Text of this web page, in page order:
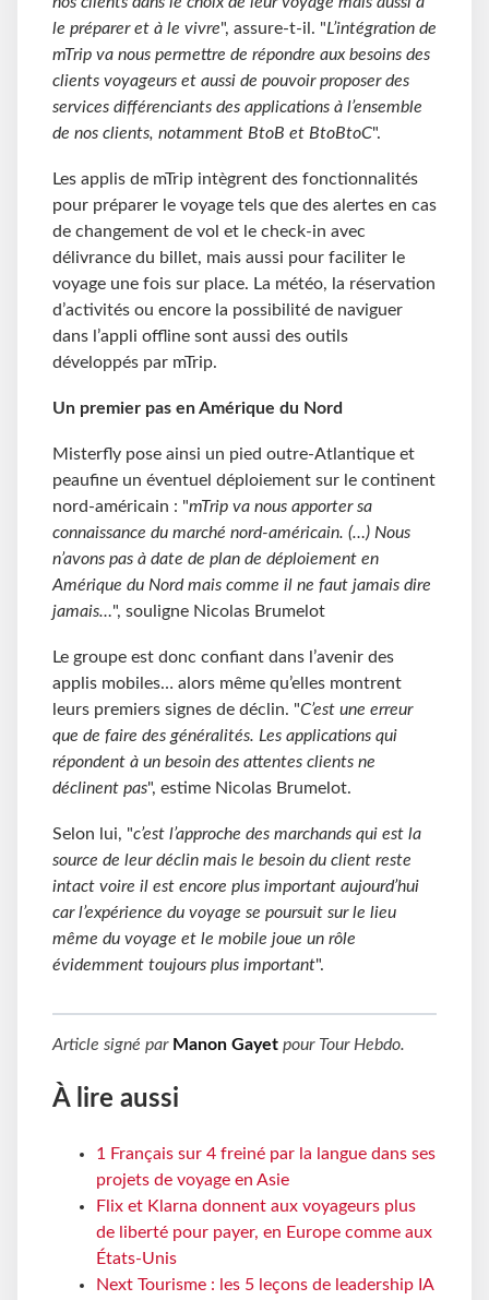
le préparer et à le vivre", assure-t-il. "L’intégration de
mTrip va nous permettre de répondre aux besoins des
clients voyageurs et aussi de pouvoir proposer des
services différenciants des applications à l’ensemble
de nos clients, notamment BtoB et BtoBtoC".
Les applis de mTrip intègrent des fonctionnalités
pour préparer le voyage tels que des alertes en cas
de changement de vol et le check-in avec
délivrance du billet, mais aussi pour faciliter le
voyage une fois sur place. La météo, la réservation
d’activités ou encore la possibilité de naviguer
dans l’appli offline sont aussi des outils
développés par mTrip.
Un premier pas en Amérique du Nord
Misterfly pose ainsi un pied outre-Atlantique et
peaufine un éventuel déploiement sur le continent
nord-américain : "mTrip va nous apporter sa
connaissance du marché nord-américain. (…) Nous
n’avons pas à date de plan de déploiement en
Amérique du Nord mais comme il ne faut jamais dire
jamais…", souligne Nicolas Brumelot
Le groupe est donc confiant dans l’avenir des
applis mobiles… alors même qu’elles montrent
leurs premiers signes de déclin. "C’est une erreur
que de faire des généralités. Les applications qui
répondent à un besoin des attentes clients ne
déclinent pas", estime Nicolas Brumelot.
Selon lui, "c’est l’approche des marchands qui est la
source de leur déclin mais le besoin du client reste
intact voire il est encore plus important aujourd’hui
car l’expérience du voyage se poursuit sur le lieu
même du voyage et le mobile joue un rôle
évidemment toujours plus important".
Article signé par Manon Gayet pour Tour Hebdo.
À lire aussi
1 Français sur 4 freiné par la langue dans ses
projets de voyage en Asie
Flix et Klarna donnent aux voyageurs plus
de liberté pour payer, en Europe comme aux
États-Unis
Next Tourisme : les 5 leçons de leadership IA